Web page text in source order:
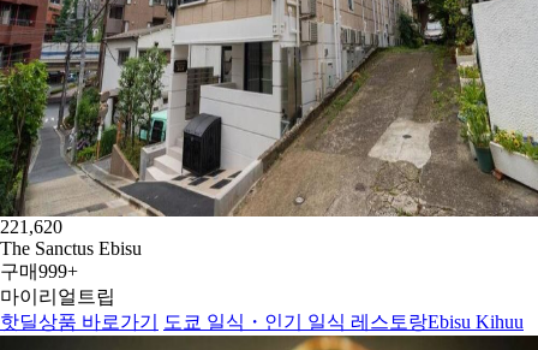
221,620
The Sanctus Ebisu
구매999+
마이리얼트립
핫딜상품 바로가기
도쿄 일식・인기 일식 레스토랑Ebisu Kihuu